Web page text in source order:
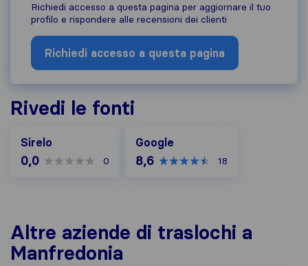
Richiedi accesso a questa pagina per aggiornare il tuo
profilo e rispondere alle recensioni dei clienti
Richiedi accesso a questa pagina
Rivedi le fonti
Sirelo
0,0 0
Google
8,6 18
Altre aziende di traslochi a
Manfredonia